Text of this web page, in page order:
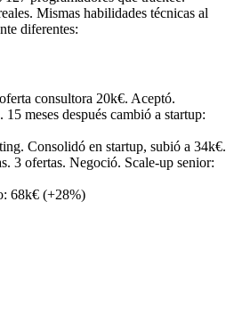
Mismas habilidades técnicas al
diferentes:
consultora 20k€. Aceptó.
meses después cambió a startup:
Consolidó en startup, subió a 34k€.
3 ofertas. Negoció. Scale-up senior:
68k€ (+28%)